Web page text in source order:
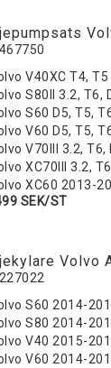
V40XC T4,
S80II 3.2, T6,
S60 D5, T5,
V60 D5, T5,
V70III 3.2,
XC70III 3.2,
XC60 2013-
SEK/ST
Volvo
S60 2014-
S80 2014-
V40 2015-
V60 2014-